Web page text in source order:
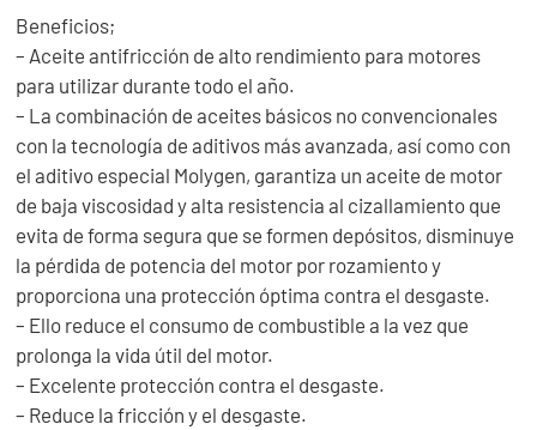
Beneficios;
– Aceite antifricción de alto rendimiento para motores
para utilizar durante todo el año.
– La combinación de aceites básicos no convencionales
con la tecnología de aditivos más avanzada, así como con
el aditivo especial Molygen, garantiza un aceite de motor
de baja viscosidad y alta resistencia al cizallamiento que
evita de forma segura que se formen depósitos, disminuye
la pérdida de potencia del motor por rozamiento y
proporciona una protección óptima contra el desgaste.
– Ello reduce el consumo de combustible a la vez que
prolonga la vida útil del motor.
– Excelente protección contra el desgaste.
– Reduce la fricción y el desgaste.